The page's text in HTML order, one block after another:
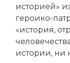
историей»
героико-­
«история,
истории, ни